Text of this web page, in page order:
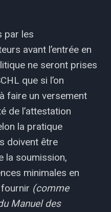
par les
avant l’entrée en
ne seront prises
que si l’on
faire un versement
de l’attestation
la pratique
doivent être
la soumission,
minimales en
(comme
Manuel des